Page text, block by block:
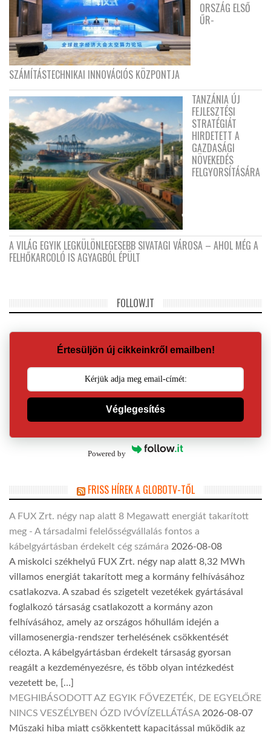
ORSZÁG ELSŐ
ŰR-
SZÁMÍTÁSTECHNIKAI INNOVÁCIÓS KÖZPONTJA
TANZÁNIA ÚJ
FEJLESZTÉSI
STRATÉGIÁT
HIRDETETT A
GAZDASÁGI
NÖVEKEDÉS
FELGYORSÍTÁSÁRA
A VILÁG EGYIK LEGKÜLÖNLEGESEBB SIVATAGI VÁROSA – AHOL MÉG A
FELHŐKARCOLÓ IS AGYAGBÓL ÉPÜLT
FOLLOW.IT
Értesüljön új cikkeinkről emailben!
Véglegesítés
Powered by
FRISS HÍREK A GLOBOTV-TŐL
A FUX Zrt. négy nap alatt 8 Megawatt energiát takarított
meg - A társadalmi felelősségvállalás fontos a
kábelgyártásban érdekelt cég számára 2026-08-08
A miskolci székhelyű FUX Zrt. négy nap alatt 8,32 MWh
villamos energiát takarított meg a kormány felhívásához
csatlakozva. A szabad és szigetelt vezetékek gyártásával
foglalkozó társaság csatlakozott a kormány azon
felhívásához, amely az országos hőhullám idején a
villamosenergia-rendszer terhelésének csökkentését
célozta. A kábelgyártásban érdekelt társaság gyorsan
reagált a kezdeményezésre, és több olyan intézkedést
vezetett be, […]
MEGHIBÁSODOTT AZ EGYIK FŐVEZETÉK, DE EGYELŐRE
NINCS VESZÉLYBEN ÓZD IVÓVÍZELLÁTÁSA 2026-08-07
Műszaki hiba miatt csökkentett kapacitással működik az